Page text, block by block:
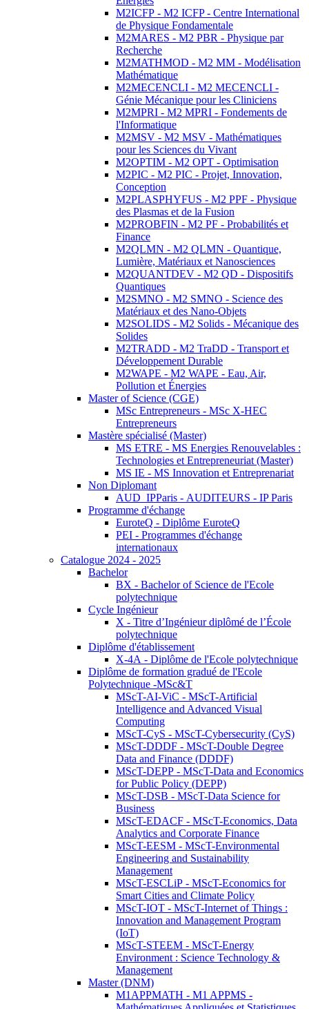
M2ICFP - M2 ICFP - Centre International
de Physique Fondamentale
M2MARES - M2 PBR - Physique par
Recherche
M2MATHMOD - M2 MM - Modélisation
Mathématique
M2MECENCLI - M2 MECENCLI -
Génie Mécanique pour les Cliniciens
M2MPRI - M2 MPRI - Fondements de
l'Informatique
M2MSV - M2 MSV - Mathématiques
pour les Sciences du Vivant
M2OPTIM - M2 OPT - Optimisation
M2PIC - M2 PIC - Projet, Innovation,
Conception
M2PLASPHYFUS - M2 PPF - Physique
des Plasmas et de la Fusion
M2PROBFIN - M2 PF - Probabilités et
Finance
M2QLMN - M2 QLMN - Quantique,
Lumière, Matériaux et Nanosciences
M2QUANTDEV - M2 QD - Dispositifs
Quantiques
M2SMNO - M2 SMNO - Science des
Matériaux et des Nano-Objets
M2SOLIDS - M2 Solids - Mécanique des
Solides
M2TRADD - M2 TraDD - Transport et
Développement Durable
M2WAPE - M2 WAPE - Eau, Air,
Pollution et Énergies
Master of Science (CGE)
MSc Entrepreneurs - MSc X-HEC
Entrepreneurs
Mastère spécialisé (Master)
MS ETRE - MS Energies Renouvelables :
Technologies et Entrepreneuriat (Master)
MS IE - MS Innovation et Entreprenariat
Non Diplomant
AUD_IPParis - AUDITEURS - IP Paris
Programme d'échange
EuroteQ - Diplôme EuroteQ
PEI - Programmes d'échange
internationaux
Catalogue 2024 - 2025
Bachelor
BX - Bachelor of Science de l'Ecole
polytechnique
Cycle Ingénieur
X - Titre d’Ingénieur diplômé de l’École
polytechnique
Diplôme d'établissement
X-4A - Diplôme de l'Ecole polytechnique
Diplôme de formation gradué de l'Ecole
Polytechnique -MSc&T
MScT-AI-ViC - MScT-Artificial
Intelligence and Advanced Visual
Computing
MScT-CyS - MScT-Cybersecurity (CyS)
MScT-DDDF - MScT-Double Degree
Data and Finance (DDDF)
MScT-DEPP - MScT-Data and Economics
for Public Policy (DEPP)
MScT-DSB - MScT-Data Science for
Business
MScT-EDACF - MScT-Economics, Data
Analytics and Corporate Finance
MScT-EESM - MScT-Environmental
Engineering and Sustainability
Management
MScT-ESCLiP - MScT-Economics for
Smart Cities and Climate Policy
MScT-IOT - MScT-Internet of Things :
Innovation and Management Program
(IoT)
MScT-STEEM - MScT-Energy
Environment : Science Technology &
Management
Master (DNM)
M1APPMATH - M1 APPMS -